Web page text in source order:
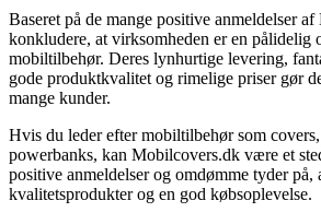
Baseret på de mange positive anmeldelser
konkludere, at virksomheden er en pålidelig
mobiltilbehør. Deres lynhurtige levering,
gode produktkvalitet og rimelige priser gør
mange kunder.
Hvis du leder efter mobiltilbehør som
powerbanks, kan Mobilcovers.dk være et
positive anmeldelser og omdømme tyder på,
kvalitetsprodukter og en god købsoplevelse.